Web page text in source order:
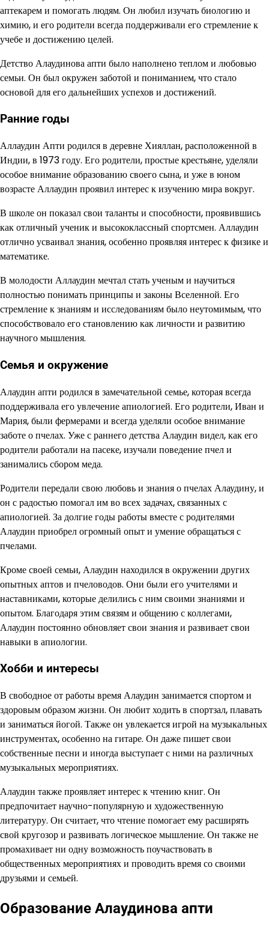
аптекарем и помогать людям. Он любил изучать биологию и
химию, и его родители всегда поддерживали его стремление к
учебе и достижению целей.
Детство Алаудинова апти было наполнено теплом и любовью
семьи. Он был окружен заботой и пониманием, что стало
основой для его дальнейших успехов и достижений.
Ранние годы
Аллаудин Апти родился в деревне Хияллан, расположенной в
Индии, в 1973 году. Его родители, простые крестьяне, уделяли
особое внимание образованию своего сына, и уже в юном
возрасте Аллаудин проявил интерес к изучению мира вокруг.
В школе он показал свои таланты и способности, проявившись
как отличный ученик и высококлассный спортсмен. Аллаудин
отлично усваивал знания, особенно проявляя интерес к физике и
математике.
В молодости Аллаудин мечтал стать ученым и научиться
полностью понимать принципы и законы Вселенной. Его
стремление к знаниям и исследованиям было неутомимым, что
способствовало его становлению как личности и развитию
научного мышления.
Семья и окружение
Алаудин апти родился в замечательной семье, которая всегда
поддерживала его увлечение апиологией. Его родители, Иван и
Мария, были фермерами и всегда уделяли особое внимание
заботе о пчелах. Уже с раннего детства Алаудин видел, как его
родители работали на пасеке, изучали поведение пчел и
занимались сбором меда.
Родители передали свою любовь и знания о пчелах Алаудину, и
он с радостью помогал им во всех задачах, связанных с
апиологией. За долгие годы работы вместе с родителями
Алаудин приобрел огромный опыт и умение обращаться с
пчелами.
Кроме своей семьи, Алаудин находился в окружении других
опытных аптов и пчеловодов. Они были его учителями и
наставниками, которые делились с ним своими знаниями и
опытом. Благодаря этим связям и общению с коллегами,
Алаудин постоянно обновляет свои знания и развивает свои
навыки в апиологии.
Хобби и интересы
В свободное от работы время Алаудин занимается спортом и
здоровым образом жизни. Он любит ходить в спортзал, плавать
и заниматься йогой. Также он увлекается игрой на музыкальных
инструментах, особенно на гитаре. Он даже пишет свои
собственные песни и иногда выступает с ними на различных
музыкальных мероприятиях.
Алаудин также проявляет интерес к чтению книг. Он
предпочитает научно-популярную и художественную
литературу. Он считает, что чтение помогает ему расширять
свой кругозор и развивать логическое мышление. Он также не
промахивает ни одну возможность поучаствовать в
общественных мероприятиях и проводить время со своими
друзьями и семьей.
Образование Алаудинова апти